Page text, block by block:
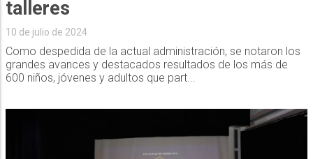
talleres
10 de julio de 2024
Como despedida de la actual administración, se notaron los
grandes avances y destacados resultados de los más de
600 niños, jóvenes y adultos que part...